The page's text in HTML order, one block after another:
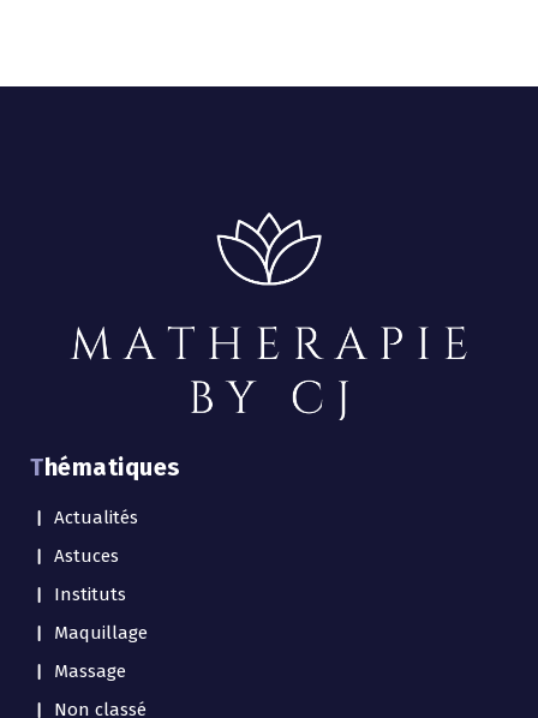
Thématiques
Actualités
Astuces
Instituts
Maquillage
Massage
Non classé